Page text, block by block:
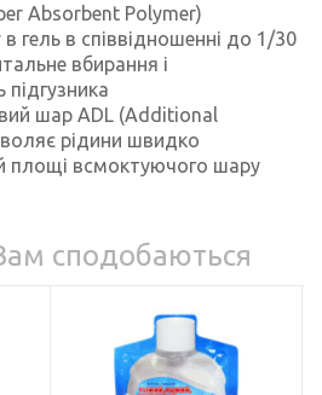
Absorbent Polymer)
гель в співвідношенні до 1/30
вбирання і
підгузника
шар ADL (Additional
рідини швидко
площі всмоктуючого шару
сподобаються